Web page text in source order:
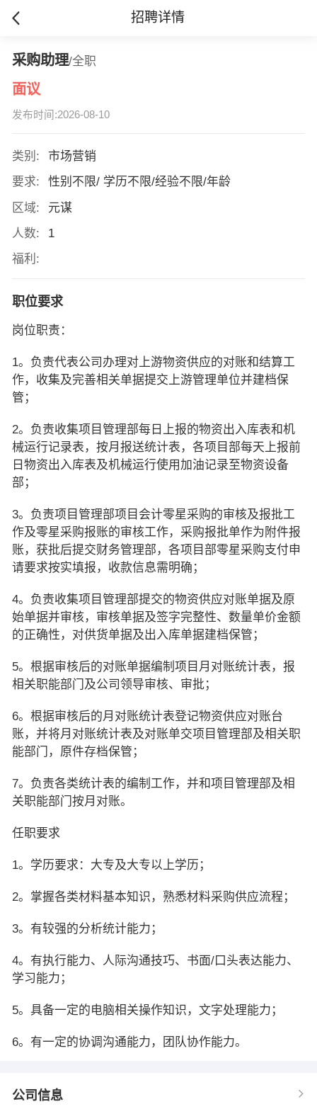
招聘详情
采购助理/全职
面议
发布时间:2026-08-10
类别:
市场营销
要求:
性别不限/ 学历不限/经验不限/年龄
区域:
元谋
人数:
1
福利:
职位要求
岗位职责：
1。负责代表公司办理对上游物资供应的对账和结算工
作，收集及完善相关单据提交上游管理单位并建档保
管；
2。负责收集项目管理部每日上报的物资出入库表和机
械运行记录表，按月报送统计表，各项目部每天上报前
日物资出入库表及机械运行使用加油记录至物资设备
部；
3。负责项目管理部项目会计零星采购的审核及报批工
作及零星采购报账的审核工作，采购报批单作为附件报
账，获批后提交财务管理部，各项目部零星采购支付申
请要求按实填报，收款信息需明确；
4。负责收集项目管理部提交的物资供应对账单据及原
始单据并审核，审核单据及签字完整性、数量单价金额
的正确性，对供货单据及出入库单据建档保管；
5。根据审核后的对账单据编制项目月对账统计表，报
相关职能部门及公司领导审核、审批；
6。根据审核后的月对账统计表登记物资供应对账台
账，并将月对账统计表及对账单交项目管理部及相关职
能部门，原件存档保管；
7。负责各类统计表的编制工作，并和项目管理部及相
关职能部门按月对账。
任职要求
1。学历要求：大专及大专以上学历；
2。掌握各类材料基本知识，熟悉材料采购供应流程；
3。有较强的分析统计能力；
4。有执行能力、人际沟通技巧、书面/口头表达能力、
学习能力；
5。具备一定的电脑相关操作知识，文字处理能力；
6。有一定的协调沟通能力，团队协作能力。
公司信息